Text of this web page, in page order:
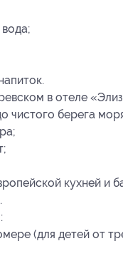
в отеле
чистого берега
кухней и
(для детей от